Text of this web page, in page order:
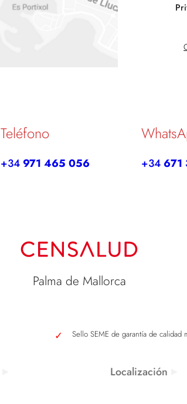
Teléfono
+34 971 465 056 +34 671
Palma de Mallorca
Sello SEME de garantía de calidad
Localización